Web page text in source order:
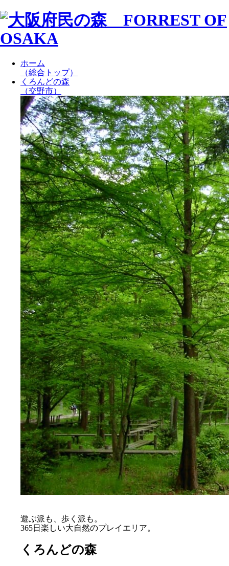
ホーム
（総合トップ）
くろんどの森
（交野市）
遊ぶ派も、歩く派も。
365日楽しい大自然のプレイエリア。
くろんどの森